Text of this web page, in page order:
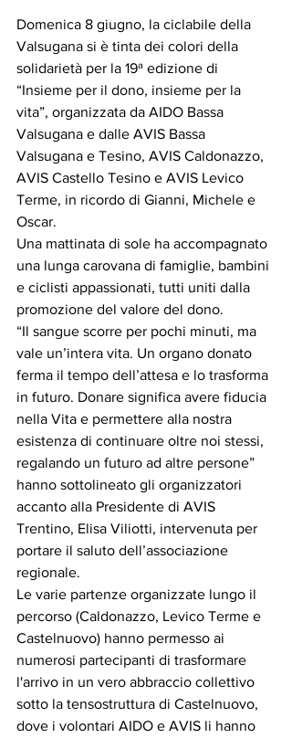
Domenica 8 giugno, la ciclabile della
Valsugana si è tinta dei colori della
solidarietà per la 19ª edizione di
“Insieme per il dono, insieme per la
vita”, organizzata da AIDO Bassa
Valsugana e dalle AVIS Bassa
Valsugana e Tesino, AVIS Caldonazzo,
AVIS Castello Tesino e AVIS Levico
Terme, in ricordo di Gianni, Michele e
Oscar.
Una mattinata di sole ha accompagnato
una lunga carovana di famiglie, bambini
e ciclisti appassionati, tutti uniti dalla
promozione del valore del dono.
“Il sangue scorre per pochi minuti, ma
vale un’intera vita. Un organo donato
ferma il tempo dell’attesa e lo trasforma
in futuro. Donare significa avere fiducia
nella Vita e permettere alla nostra
esistenza di continuare oltre noi stessi,
regalando un futuro ad altre persone”
hanno sottolineato gli organizzatori
accanto alla Presidente di AVIS
Trentino, Elisa Viliotti, intervenuta per
portare il saluto dell’associazione
regionale.
Le varie partenze organizzate lungo il
percorso (Caldonazzo, Levico Terme e
Castelnuovo) hanno permesso ai
numerosi partecipanti di trasformare
l'arrivo in un vero abbraccio collettivo
sotto la tensostruttura di Castelnuovo,
dove i volontari AIDO e AVIS li hanno